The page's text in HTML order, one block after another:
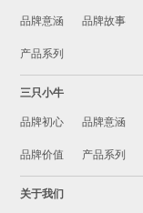
品牌意涵 品牌故事
产品系列
三只小牛
品牌初心 品牌意涵
品牌价值 产品系列
关于我们